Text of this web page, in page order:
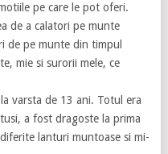
pe care le pot oferi.
de a calatori pe munte
de pe munte din timpul
mie si surorii mele, ce
varsta de 13 ani. Totul era
a fost dragoste la prima
lanturi muntoase si mi-